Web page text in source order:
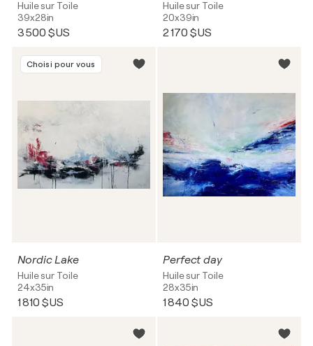
Huile sur Toile
39x28in
3 500 $US
Huile sur Toile
20x39in
2 170 $US
Choisi pour vous
Nordic Lake
Huile sur Toile
24x35in
1 810 $US
Perfect day
Huile sur Toile
28x35in
1 840 $US